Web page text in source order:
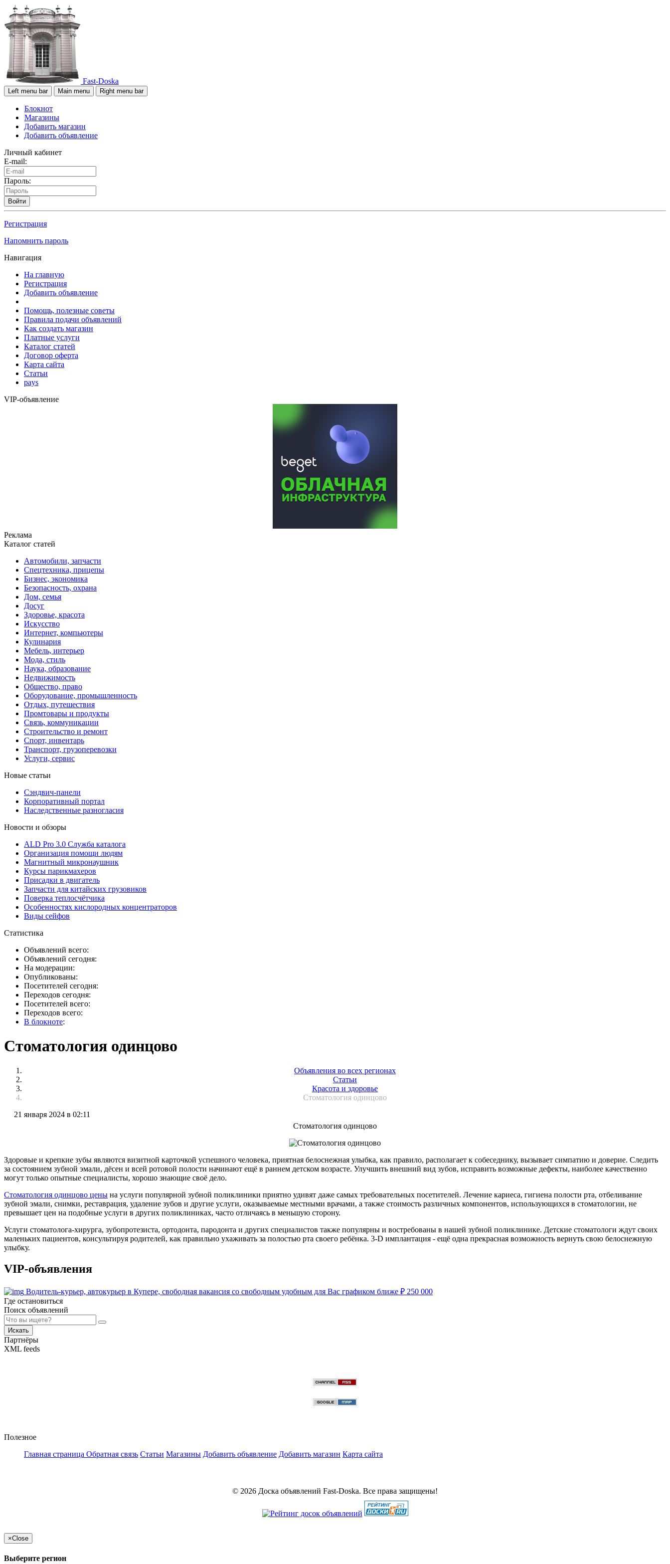
Fast-Doska
Left menu bar Main menu Right menu bar
Блокнот
Магазины
Добавить магазин
Добавить объявление
Личный кабинет
E-mail:
Пароль:
Войти
Регистрация
Напомнить пароль
Навигация
На главную
Регистрация
Добавить объявление
Помощь, полезные советы
Правила подачи объявлений
Как создать магазин
Платные услуги
Каталог статей
Договор оферта
Карта сайта
Статьи
pays
VIP-объявление
Реклама
Каталог статей
Автомобили, запчасти
Спецтехника, прицепы
Бизнес, экономика
Безопасность, охрана
Дом, семья
Досуг
Здоровье, красота
Искусство
Интернет, компьютеры
Кулинария
Мебель, интерьер
Мода, стиль
Наука, образование
Недвижимость
Общество, право
Оборудование, промышленность
Отдых, путешествия
Промтовары и продукты
Связь, коммуникации
Строительство и ремонт
Cпорт, инвентарь
Транспорт, грузоперевозки
Услуги, сервис
Новые статьи
Сэндвич-панели
Корпоративный портал
Наследственные разногласия
Новости и обзоры
ALD Pro 3.0 Служба каталога
Организация помощи людям
Магнитный микронаушник
Курсы парикмахеров
Присадки в двигатель
Запчасти для китайских грузовиков
Поверка теплосчётчика
Особенностях кислородных концентраторов
Виды сейфов
Статистика
Объявлений всего:
Объявлений сегодня:
На модерации:
Опубликованы:
Посетителей сегодня:
Переходов сегодня:
Посетителей всего:
Переходов всего:
В блокноте:
Стоматология одинцово
Объявления во всех регионах
Статьи
Красота и здоровье
Стоматология одинцово
21 января 2024 в 02:11
Стоматология одинцово
Здоровые и крепкие зубы являются визитной карточкой успешного человека, приятная белоснежная улыбка, как правило, располагает к собеседнику, вызывает симпатию и доверие. Следить
за состоянием зубной эмали, дёсен и всей ротовой полости начинают ещё в раннем детском возрасте. Улучшить внешний вид зубов, исправить возможные дефекты, наиболее качественно
могут только опытные специалисты, хорошо знающие своё дело.
Стоматология одинцово цены на услуги популярной зубной поликлиники приятно удивят даже самых требовательных посетителей. Лечение кариеса, гигиена полости рта, отбеливание
зубной эмали, снимки, реставрация, удаление зубов и другие услуги, оказываемые местными врачами, а также стоимость различных компонентов, использующихся в стоматологии, не
превышает цен на подобные услуги в других поликлиниках, часто отличаясь в меньшую сторону.
Услуги стоматолога-хирурга, зубопротезиста, ортодонта, пародонта и других специалистов также популярны и востребованы в нашей зубной поликлинике. Детские стоматологи ждут своих
маленьких пациентов, консультируя родителей, как правильно ухаживать за полостью рта своего ребёнка. 3-D имплантация - ещё одна прекрасная возможность вернуть свою белоснежную
улыбку.
VIP-объявления
Водитель-курьер, автокурьер в Купере, свободная вакансия со свободным удобным для Вас графиком ближе ₽ 250 000
Где остановиться
Поиск объявлений
Искать
Партнёры
XML feeds
Полезное
Главная страница Обратная связь Статьи Магазины Добавить объявление Добавить магазин Карта сайта
© 2026 Доска объявлений Fast-Doska. Все права защищены!
×Close
Выберите регион